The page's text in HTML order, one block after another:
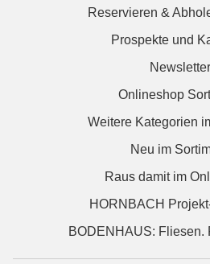
Reservieren &
Prospekte und
Newsletter
Onlineshop
Weitere Kategorien
Neu im
Raus damit im
HORNBACH
BODENHAUS: Fliesen.